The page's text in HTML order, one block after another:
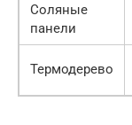
Соляные
панели
Термодерево